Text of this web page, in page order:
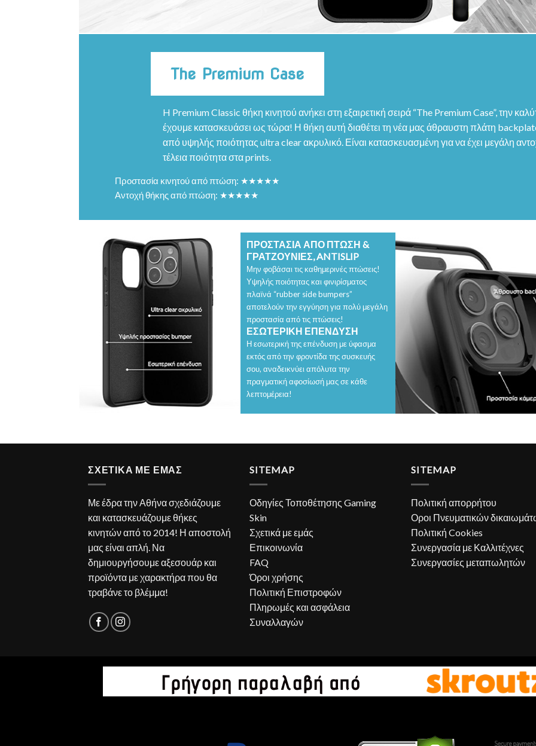
The Premium Case
H Premium Classic θήκη κινητού ανήκει στη εξαιρετική σειρά “The Premium Case”, την
έχουμε κατασκευάσει ως τώρα! Η θήκη αυτή διαθέτει τη νέα μας άθραυστη πλάτη
από υψηλής ποιότητας ultra clear ακρυλικό. Είναι κατασκευασμένη για να έχει μεγάλη
τέλεια ποιότητα στα prints.
Προστασία κινητού από πτώση: ★★★★★
Αντοχή θήκης από πτώση: ★★★★★
ΠΡΟΣΤΑΣΙΑ ΑΠΟ ΠΤΩΣΗ &
ΓΡΑΤΖΟΥΝΙΕΣ, ANTISLIP
Μην φοβάσαι τις καθημερινές πτώσεις!
Υψηλής ποιότητας και φινιρίσματος
πλαϊνά “rubber side bumpers”
αποτελούν την εγγύηση για πολύ μεγάλη
προστασία από τις πτώσεις!
ΕΣΩΤΕΡΙΚΗ ΕΠΕΝΔΥΣΗ
Η εσωτερική της επένδυση με ύφασμα
εκτός από την φροντίδα της συσκευής
σου, αναδεικνύει απόλυτα την
πραγματική αφοσίωσή μας σε κάθε
λεπτομέρεια!
ΣΧΕΤΙΚΑ ΜΕ ΕΜΑΣ
Με έδρα την Αθήνα σχεδιάζουμε
και κατασκευάζουμε θήκες
κινητών από το 2014! Η αποστολή
μας είναι απλή. Να
δημιουργήσουμε αξεσουάρ και
προϊόντα με χαρακτήρα που θα
τραβάνε το βλέμμα!
SITEMAP
Οδηγίες Τοποθέτησης Gaming
Skin
Σχετικά με εμάς
Επικοινωνία
FAQ
Όροι χρήσης
Πολιτική Επιστροφών
Πληρωμές και ασφάλεια
Συναλλαγών
SITEMAP
Πολιτική απορρήτου
Οροι Πνευματικών
Πολιτική Cookies
Συνεργασία με Καλλιτέχνες
Συνεργασίες μεταπωλητών